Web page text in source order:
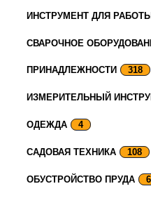
ИНСТРУМЕНТ ДЛЯ
СВАРОЧНОЕ
ПРИНАДЛЕЖНОСТИ 318
ИЗМЕРИТЕЛЬНЫЙ
ОДЕЖДА 4
САДОВАЯ ТЕХНИКА 108
ОБУСТРОЙСТВО ПРУДА